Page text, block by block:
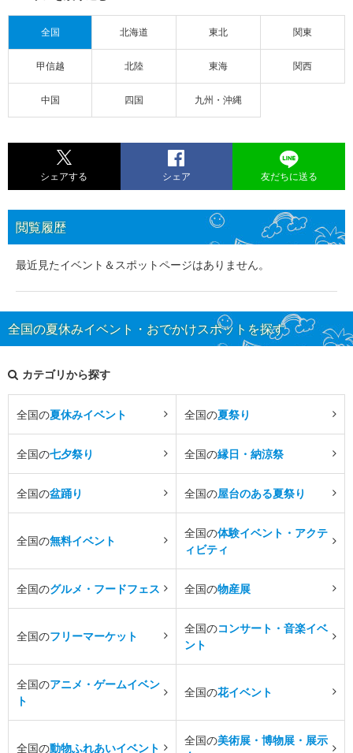
全国 北海道 東北 関東
甲信越 北陸 東海 関西
中国 四国 九州・沖縄
シェアする シェア 友だちに送る
閲覧履歴
最近見たイベント＆スポットページはありません。
全国の夏休みイベント・おでかけスポットを探す
カテゴリから探す
全国の夏休みイベント 全国の夏祭り
全国の七夕祭り 全国の縁日・納涼祭
全国の盆踊り 全国の屋台のある夏祭り
全国の無料イベント
全国の体験イベント・アクテ
ィビティ
全国のグルメ・フードフェス 全国の物産展
全国のフリーマーケット
全国のコンサート・音楽イベ
ント
全国のアニメ・ゲームイベン
ト
全国の花イベント
全国の動物ふれあいイベント
全国の美術展・博物展・展示